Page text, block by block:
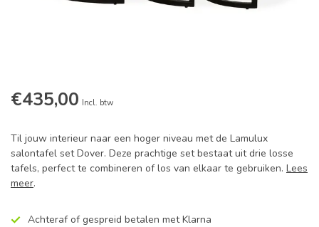
€435,00 Incl. btw
Til jouw interieur naar een hoger niveau met de Lamulux
salontafel set Dover. Deze prachtige set bestaat uit drie losse
tafels, perfect te combineren of los van elkaar te gebruiken. Lees
meer.
Achteraf of gespreid betalen met Klarna